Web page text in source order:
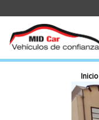
Inicio